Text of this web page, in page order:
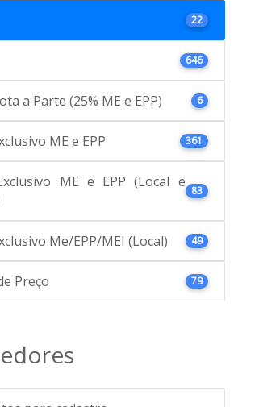
22
646
a Parte (25% ME e EPP) 6
ME e EPP 361
ME e EPP (Local e
83
Me/EPP/MEI (Local) 49
Preço 79